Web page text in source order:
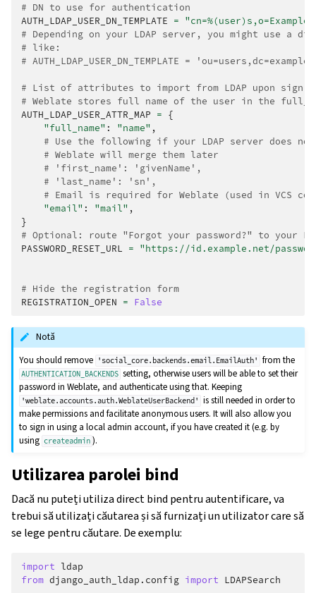
# DN to use for authentication
AUTH_LDAP_USER_DN_TEMPLATE = "cn=%(user)s ,o=Example"
# Depending on your LDAP server, you might use a
# like:
# AUTH_LDAP_USER_DN_TEMPLATE =
# List of attributes to import from LDAP upon sign
# Weblate stores full name of the user in the
AUTH_LDAP_USER_ATTR_MAP = {
"full_name" : "name" ,
# Use the following if your LDAP server does
# Weblate will merge them later
# 'first_name': 'givenName',
# 'last_name': 'sn',
# Email is required for Weblate (used in VCS
"email" : "mail" ,
}
# Optional: route "Forgot your password?" to your
PASSWORD_RESET_URL = "https://id.example.net/
# Hide the registration form
REGISTRATION_OPEN = False
Notă
You should remove
'social_core.backends.email.EmailAuth' from the
AUTHENTICATION_BACKENDS setting, otherwise users will be able to set their
password in Weblate, and authenticate using that. Keeping
'weblate.accounts.auth.WeblateUserBackend'
is still needed in order to
make permissions and facilitate anonymous users. It will also allow you
to sign in using a local admin account, if you have created it (e.g. by
using createadmin ).
Utilizarea parolei bind
Dacă nu puteți utiliza direct bind pentru autentificare, va
trebui să utilizați căutarea și să furnizați un utilizator care să
se lege pentru căutare. De exemplu:
import ldap
from django_auth_ldap.config import LDAPSearch